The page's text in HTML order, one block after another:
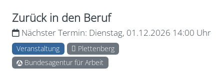
Zurück in den Beruf
Nächster Termin: Dienstag, 01.12.2026 14:00 Uhr
Veranstaltung
Plettenberg
Bundesagentur für Arbeit